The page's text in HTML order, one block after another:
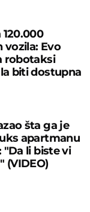
Evo
robotaksi
biti dostupna
šta ga je
apartmanu
li biste vi
(VIDEO)